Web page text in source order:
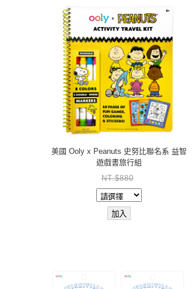
美國 Ooly x Peanuts 史努比聯名系 益智
遊戲書旅行組
NT.$880